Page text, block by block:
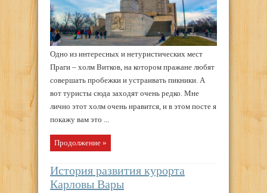
Одно из интересных и нетуристических мест
Праги – холм Витков, на котором пражане любят
совершать пробежки и устраивать пикники. А
вот туристы сюда заходят очень редко. Мне
лично этот холм очень нравится, и в этом посте я
покажу вам это ...
Продолжение »
История развития курорта
Карловы Вары